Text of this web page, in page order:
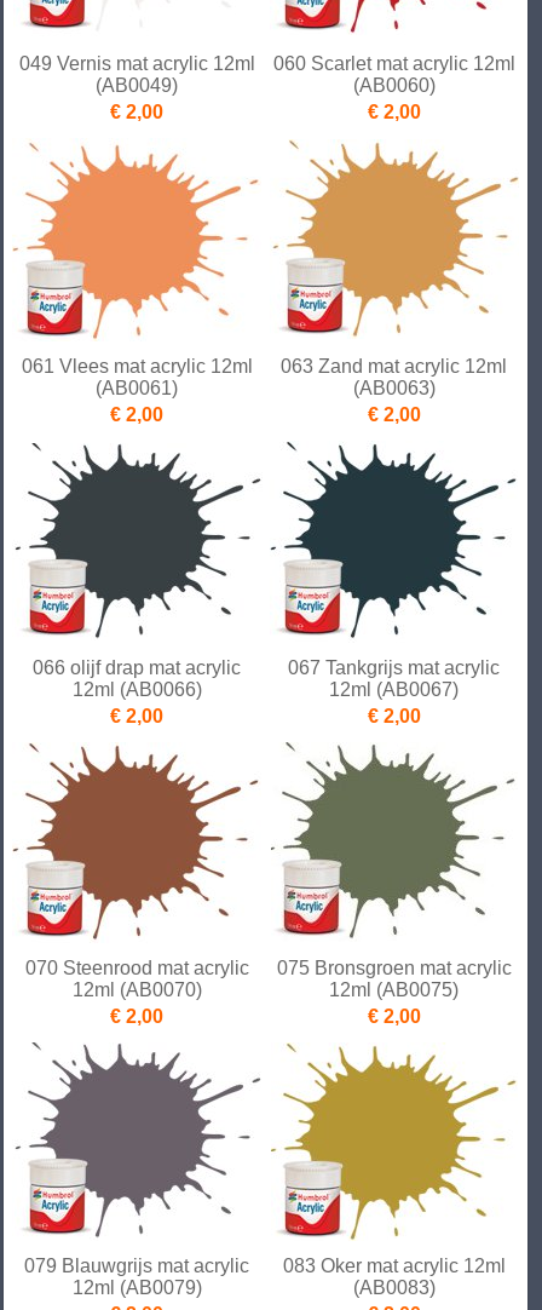
049 Vernis mat acrylic 12ml
(AB0049)
€ 2,00
060 Scarlet mat acrylic 12ml
(AB0060)
€ 2,00
061 Vlees mat acrylic 12ml
(AB0061)
€ 2,00
063 Zand mat acrylic 12ml
(AB0063)
€ 2,00
066 olijf drap mat acrylic
12ml (AB0066)
€ 2,00
067 Tankgrijs mat acrylic
12ml (AB0067)
€ 2,00
070 Steenrood mat acrylic
12ml (AB0070)
€ 2,00
075 Bronsgroen mat acrylic
12ml (AB0075)
€ 2,00
079 Blauwgrijs mat acrylic
12ml (AB0079)
083 Oker mat acrylic 12ml
(AB0083)